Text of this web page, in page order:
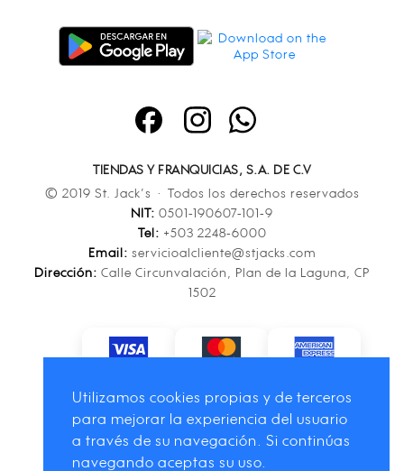
Utilizamos cookies propias y de terceros
para mejorar la experiencia del usuario
a través de su navegación. Si continúas
navegando aceptas su uso.
TIENDAS Y FRANQUICIAS, S.A. DE C.V
© 2019 St. Jack’s · Todos los derechos reservados
NIT: 0501-190607-101-9
Tel: +503 2248-6000
Email: servicioalcliente@stjacks.com
Dirección: Calle Circunvalación, Plan de la Laguna, CP
1502